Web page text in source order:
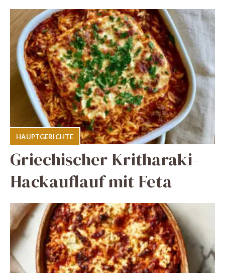
HAUPTGERICHTE
Griechischer Kritharaki-
Hackauflauf mit Feta